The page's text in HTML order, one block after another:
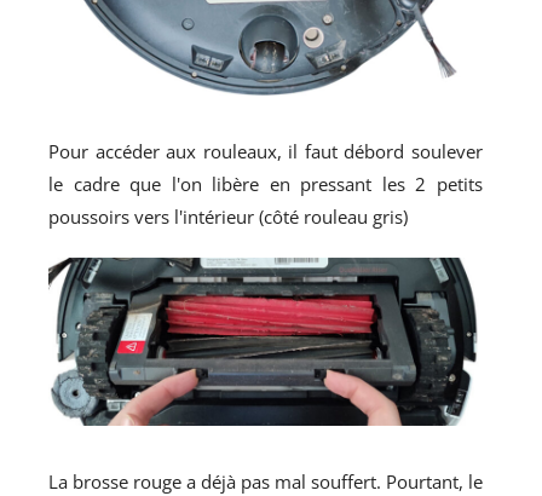
Pour accéder aux rouleaux, il faut débord soulever
le cadre que l'on libère en pressant les 2 petits
poussoirs vers l'intérieur (côté rouleau gris)
La brosse rouge a déjà pas mal souffert. Pourtant, le